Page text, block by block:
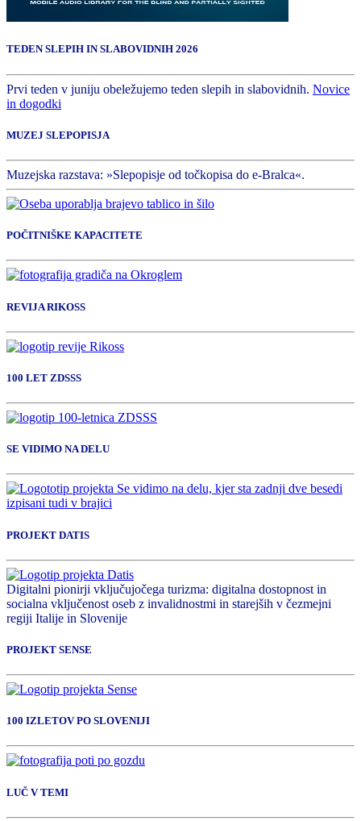
TEDEN SLEPIH IN SLABOVIDNIH 2026
Prvi teden v juniju obeležujemo teden slepih in slabovidnih. Novice
in dogodki
MUZEJ SLEPOPISJA
Muzejska razstava: »Slepopisje od točkopisa do e-Bralca«.
POČITNIŠKE KAPACITETE
REVIJA RIKOSS
100 LET ZDSSS
SE VIDIMO NA DELU
PROJEKT DATIS
Digitalni pionirji vključujočega turizma: digitalna dostopnost in
socialna vključenost oseb z invalidnostmi in starejših v čezmejni
regiji Italije in Slovenije
PROJEKT SENSE
100 IZLETOV PO SLOVENIJI
LUČ V TEMI